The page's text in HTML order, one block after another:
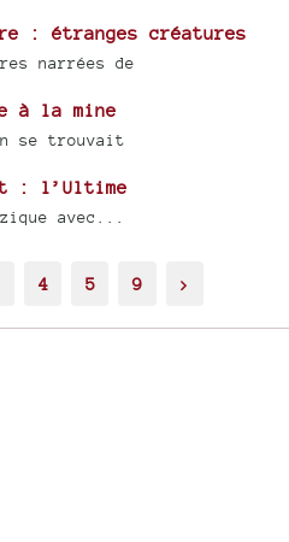
: étranges créatures
narrées de
à la mine
se trouvait
: l’Ultime
avec...
4 5 9 >